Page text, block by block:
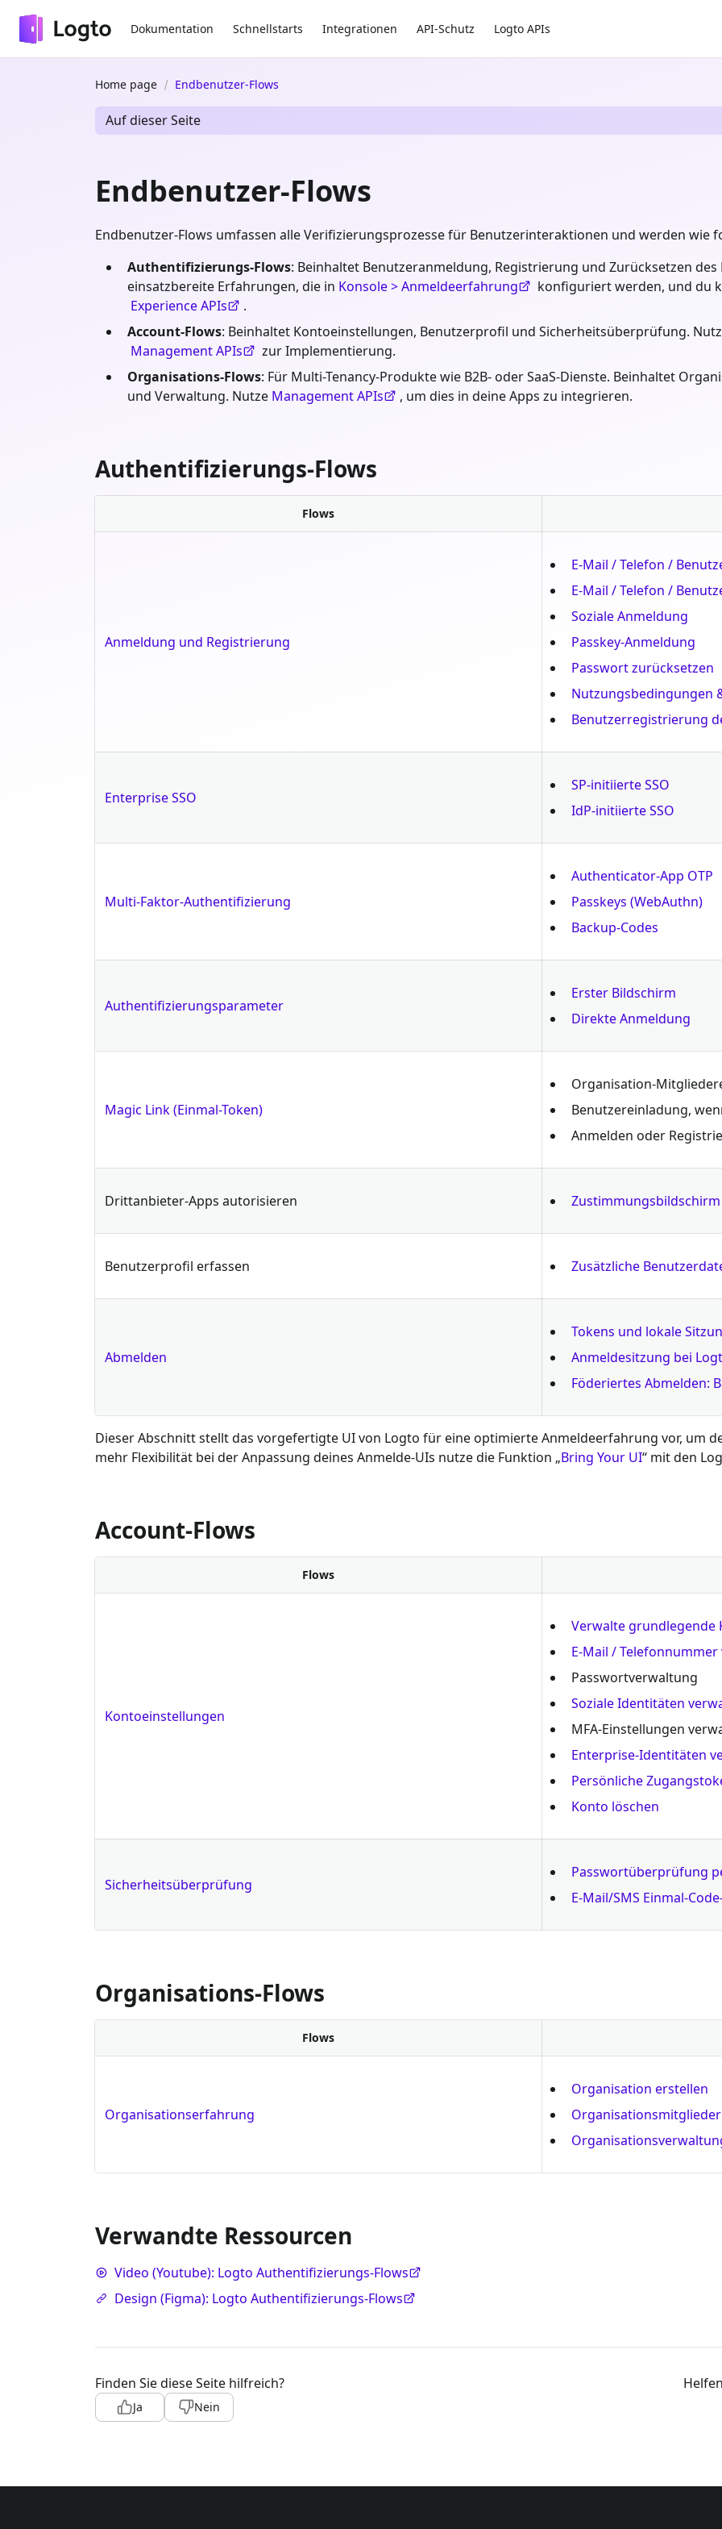
Dokumentation Schnellstarts Integrationen API-Schutz Logto APIs
Home page Endbenutzer-Flows
Auf dieser Seite
Endbenutzer-Flows
Endbenutzer-Flows umfassen alle Verifizierungsprozesse für Benutzerinteraktionen und werden wie
Authentifizierungs-Flows: Beinhaltet Benutzeranmeldung, Registrierung und Zurücksetzen
einsatzbereite Erfahrungen, die in Konsole > Anmeldeerfahrung konfiguriert werden, und du
Experience APIs
.
Account-Flows: Beinhaltet Kontoeinstellungen, Benutzerprofil und Sicherheitsüberprüfung.
Management APIs
zur Implementierung.
Organisations-Flows: Für Multi-Tenancy-Produkte wie B2B- oder SaaS-Dienste. Beinhaltet
und Verwaltung. Nutze Management APIs , um dies in deine Apps zu integrieren.
Authentifizierungs-Flows
Flows
Anmeldung und Registrierung
E-Mail / Telefon /
E-Mail / Telefon /
Soziale Anmeldung
Passkey-Anmeldung
Passwort zurücksetzen
Nutzungsbedingungen
Benutzerregistrierung
Enterprise SSO
SP-initiierte SSO
IdP-initiierte SSO
Multi-Faktor-Authentifizierung
Authenticator-App OTP
Passkeys (WebAuthn)
Backup-Codes
Authentifizierungsparameter
Erster Bildschirm
Direkte Anmeldung
Magic Link (Einmal-Token)
Organisation-
Benutzereinladung,
Anmelden oder
Drittanbieter-Apps autorisieren
Benutzerprofil erfassen Zusätzliche
Abmelden
Tokens und lokale
Anmeldesitzung bei
Föderiertes Abmelden:
Dieser Abschnitt stellt das vorgefertigte UI von Logto für eine optimierte Anmeldeerfahrung vor, um
mehr Flexibilität bei der Anpassung deines Anmelde-UIs nutze die Funktion „Bring Your UI“ mit den
Account-Flows
Flows
Kontoeinstellungen
Verwalte
E-Mail /
Passwortverwaltung
Soziale Identitäten
MFA-Einstellungen
Enterprise-Identitäten
Persönliche
Konto löschen
Sicherheitsüberprüfung
Passwortüberprüfung
E-Mail/SMS Einmal-
Organisations-Flows
Flows
Organisationserfahrung
Organisation erstellen
Verwandte Ressourcen
Video (Youtube): Logto Authentifizierungs-Flows
Design (Figma): Logto Authentifizierungs-Flows
Finden Sie diese Seite hilfreich?
Ja Nein